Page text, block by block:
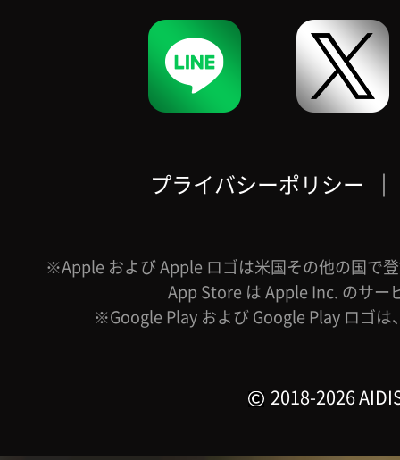
プライバシーポリシー ｜
※Apple および Apple ロゴは米国その他の国で
App Store は Apple Inc. のサー
※Google Play および Google Play ロゴは
2018-2026